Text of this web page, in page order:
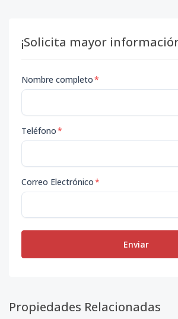
¡Solicita mayor información
Nombre completo*
Teléfono*
Correo Electrónico*
Enviar
Propiedades Relacionadas